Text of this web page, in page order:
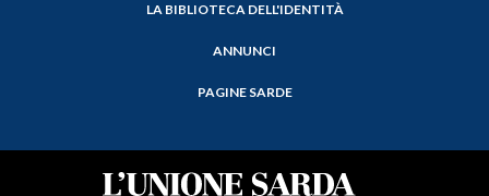
LA BIBLIOTECA DELL'IDENTITÀ
ANNUNCI
PAGINE SARDE